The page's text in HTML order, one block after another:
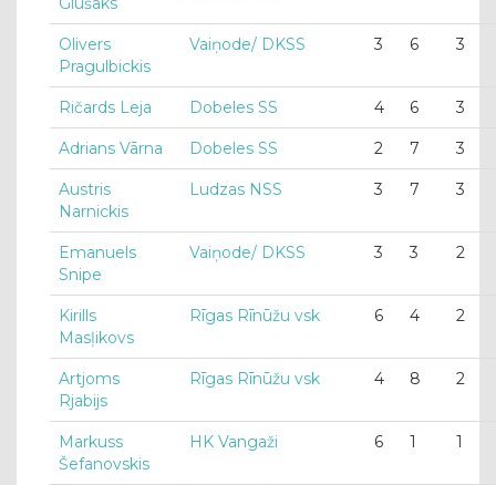
Olivers
Pragulbickis
Vaiņode/ DKSS 3 6 3
Ričards Leja Dobeles SS 4 6 3
Adrians Vārna Dobeles SS 2 7 3
Austris
Narnickis
Ludzas NSS 3 7 3
Emanuels
Snipe
Vaiņode/ DKSS 3 3 2
Kirills
Masļikovs
Rīgas Rīnūžu vsk 6 4 2
Artjoms
Rjabijs
Rīgas Rīnūžu vsk 4 8 2
Markuss
Šefanovskis
HK Vangaži 6 1 1